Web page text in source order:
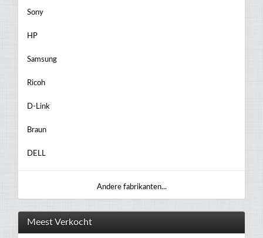
Sony
HP
Samsung
Ricoh
D-Link
Braun
DELL
Andere fabrikanten...
Meest Verkocht